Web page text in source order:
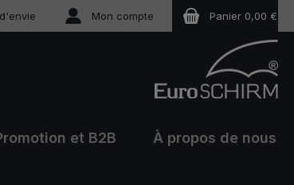
Vous avez 0 articles dans votre liste de souhaits
Mon compte Panier 0,00 €
et B2B À propos de nous